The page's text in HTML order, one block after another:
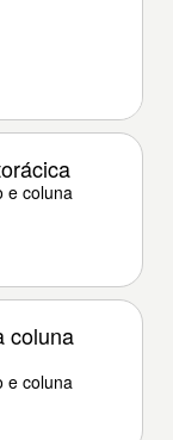
e coluna
coluna
e coluna